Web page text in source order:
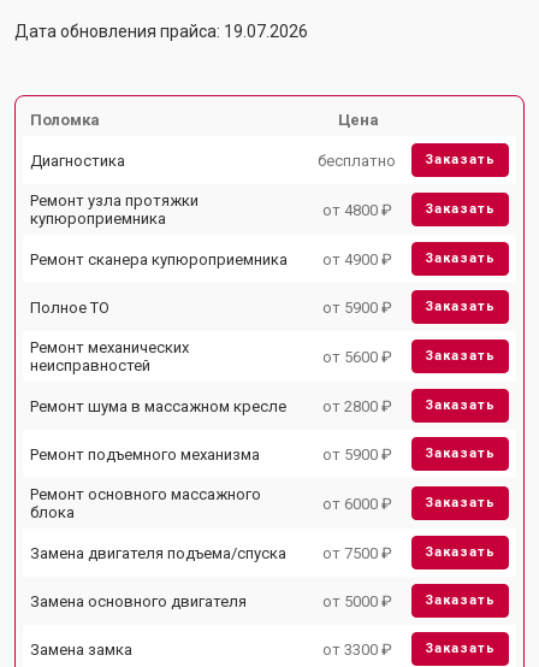
Дата обновления прайса: 19.07.2026
Поломка Цена
Диагностика бесплатно Заказать
Ремонт узла протяжки
купюроприемника
от 4800 ₽ Заказать
Ремонт сканера купюроприемника от 4900 ₽ Заказать
Полное ТО от 5900 ₽ Заказать
Ремонт механических
неисправностей
от 5600 ₽ Заказать
Ремонт шума в массажном кресле от 2800 ₽ Заказать
Ремонт подъемного механизма от 5900 ₽ Заказать
Ремонт основного массажного
блока
от 6000 ₽ Заказать
Замена двигателя подъема/спуска от 7500 ₽ Заказать
Замена основного двигателя от 5000 ₽ Заказать
Замена замка от 3300 ₽ Заказать